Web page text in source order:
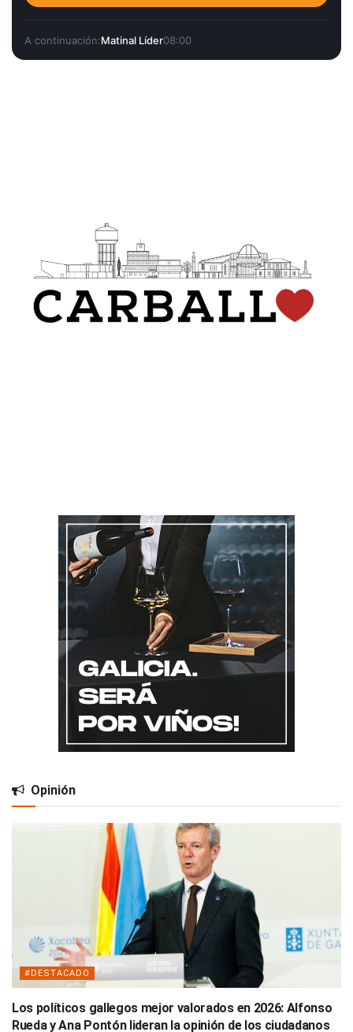
A continuación:Matinal Líder08:00
Opinión
#DESTACADO
Los políticos gallegos mejor valorados en 2026: Alfonso
Rueda y Ana Pontón lideran la opinión de los ciudadanos